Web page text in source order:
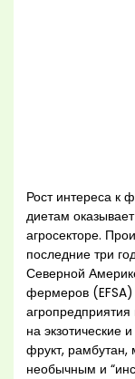
Рост интереса к
диетам
агросекторе.
последние три
Северной
фермеров (EFSA)
на экзотические
фрукт, рамбутан,
необычным и